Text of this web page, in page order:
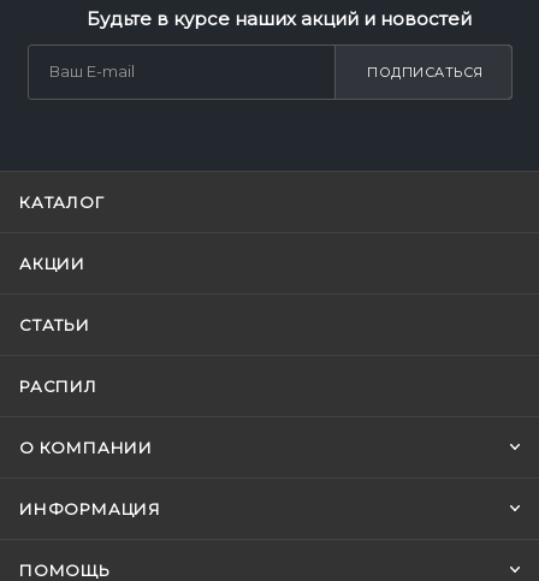
Будьте в курсе наших акций и новостей
ПОДПИСАТЬСЯ
КАТАЛОГ
АКЦИИ
СТАТЬИ
РАСПИЛ
О КОМПАНИИ
ИНФОРМАЦИЯ
ПОМОЩЬ